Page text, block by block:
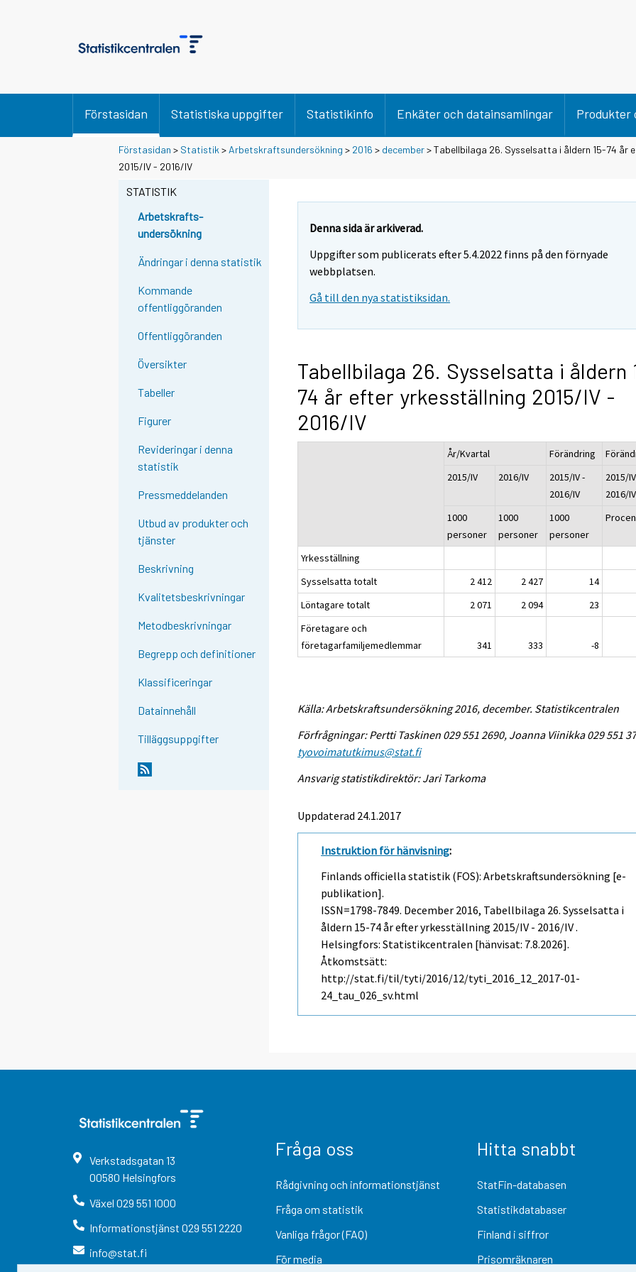
Förstasidan Statistiska uppgifter Statistikinfo Enkäter och datainsamlingar Produkter
Förstasidan > Statistik > Arbetskraftsundersökning > 2016 > december> Tabellbilaga 26. Sysselsatta i åldern 15-74 år
2015/IV - 2016/IV
STATISTIK
Arbetskrafts-
undersökning
Ändringar i denna statistik
Kommande
offentliggöranden
Offentliggöranden
Översikter
Tabeller
Figurer
Revideringar i denna
statistik
Pressmeddelanden
Utbud av produkter och
tjänster
Beskrivning
Kvalitetsbeskrivningar
Metodbeskrivningar
Begrepp och definitioner
Klassificeringar
Datainnehåll
Tilläggsuppgifter
Denna sida är arkiverad.
Uppgifter som publicerats efter 5.4.2022 finns på den förnyade
webbplatsen.
Gå till den nya statistiksidan.
Tabellbilaga 26. Sysselsatta i åldern
74 år efter yrkesställning 2015/IV -
2016/IV
År/Kvartal Förändring
2015/IV
2016/IV
2015/IV -
2016/IV
2015/
2016/IV
1000
personer
1000
personer
1000
personer
Yrkesställning
Sysselsatta totalt
2 412 2 427 14
Löntagare totalt
2 071 2 094 23
Företagare och
företagarfamiljemedlemmar
341 333 -8
Källa: Arbetskraftsundersökning 2016, december. Statistikcentralen
Förfrågningar: Pertti Taskinen 029 551 2690, Joanna Viinikka 029 551
tyovoimatutkimus@stat.fi
Ansvarig statistikdirektör: Jari Tarkoma
Uppdaterad 24.1.2017
Instruktion för hänvisning:
Finlands officiella statistik (FOS): Arbetskraftsundersökning [e-
publikation].
ISSN=1798-7849. December 2016, Tabellbilaga 26. Sysselsatta i
åldern 15-74 år efter yrkesställning 2015/IV - 2016/IV .
Helsingfors: Statistikcentralen [hänvisat: 7.8.2026].
Åtkomstsätt:
http://stat.fi/til/tyti/2016/12/tyti_2016_12_2017-01-
24_tau_026_sv.html
Verkstadsgatan 13
00580 Helsingfors
Växel 029 551 1000
Informationstjänst 029 551 2220
info@stat.fi
Fråga oss
Rådgivning och informationstjänst
Fråga om statistik
Vanliga frågor (FAQ)
För media
Hitta snabbt
StatFin-databasen
Statistikdatabaser
Finland i siffror
Prisomräknaren